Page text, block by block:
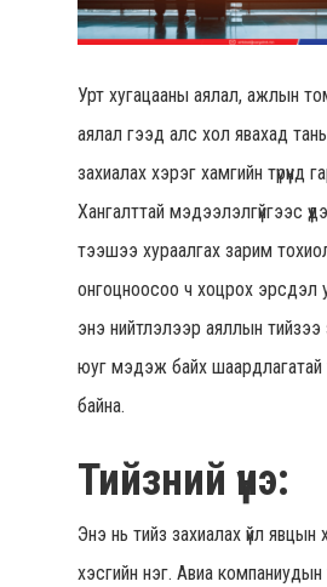
Урт хугацааны аялал, ажлын
аялал гээд алс хол явахад
захиалах хэрэг хамгийн түрүүнд
Хангалттай мэдээлэлгүйгээс
тээшээ хураалгах зарим
онгоцноосоо ч хоцрох эрсдэл
энэ нийтлэлээр аяллын
юуг мэдэж байх шаардлагатай
байна.
Тийзний үнэ:
Энэ нь тийз захиалах үйл явцын
хэсгийн нэг. Авиа компаниудын